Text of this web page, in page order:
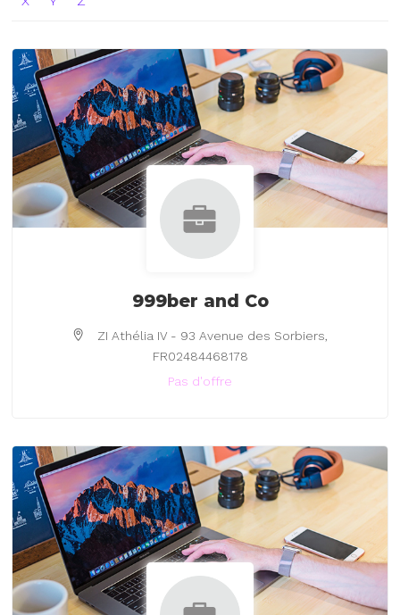
999ber and Co
ZI Athélia IV - 93 Avenue des Sorbiers,
FR02484468178
Pas d'offre